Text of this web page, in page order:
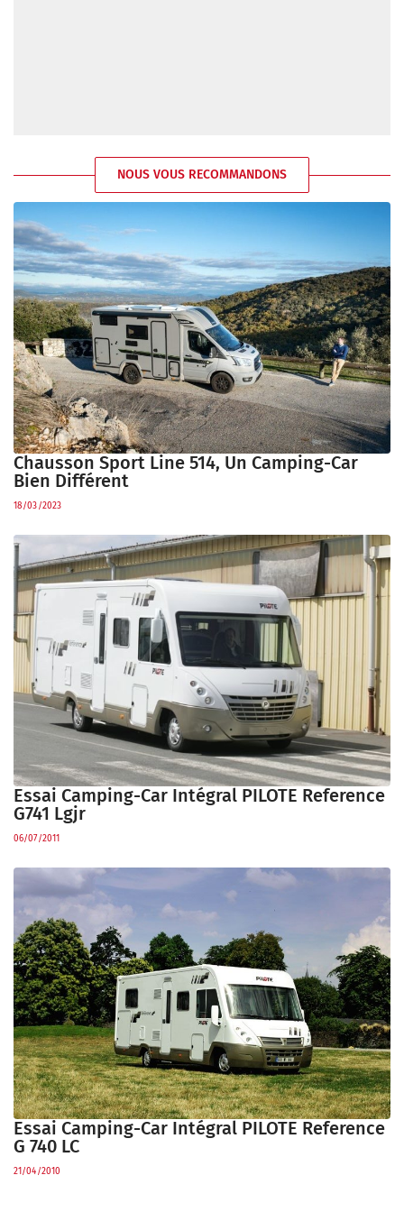
NOUS VOUS RECOMMANDONS
Chausson Sport Line 514, Un Camping-Car
Bien Différent
18/03/2023
Essai Camping-Car Intégral PILOTE Reference
G741 Lgjr
06/07/2011
Essai Camping-Car Intégral PILOTE Reference
G 740 LC
21/04/2010